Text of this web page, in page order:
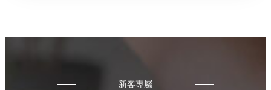
新客專屬